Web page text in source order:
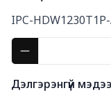
IPC-
Дэлгэрэнгүй